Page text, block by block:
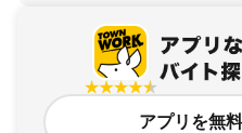
アプリを無